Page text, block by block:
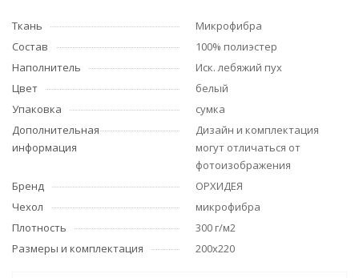
Ткань
Микрофибра
Состав
100% полиэстер
Наполнитель
Иск. лебяжий пух
Цвет
белый
Упаковка
сумка
Дополнительная
информация
Дизайн и комплектация
могут отличаться от
фотоизображения
Бренд
ОРХИДЕЯ
Чехол
микрофибра
Плотность
300 г/м2
Размеры и комплектация
200x220